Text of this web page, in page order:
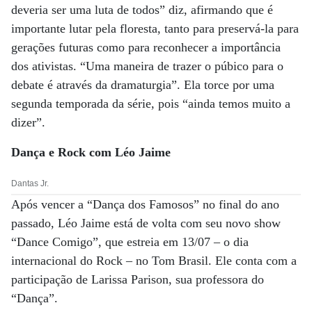
deveria ser uma luta de todos” diz, afirmando que é
importante lutar pela floresta, tanto para preservá-la para
gerações futuras como para reconhecer a importância
dos ativistas. “Uma maneira de trazer o púbico para o
debate é através da dramaturgia”. Ela torce por uma
segunda temporada da série, pois “ainda temos muito a
dizer”.
Dança e Rock com Léo Jaime
Dantas Jr.
Após vencer a “Dança dos Famosos” no final do ano
passado, Léo Jaime está de volta com seu novo show
“Dance Comigo”, que estreia em 13/07 – o dia
internacional do Rock – no Tom Brasil. Ele conta com a
participação de Larissa Parison, sua professora do
“Dança”.